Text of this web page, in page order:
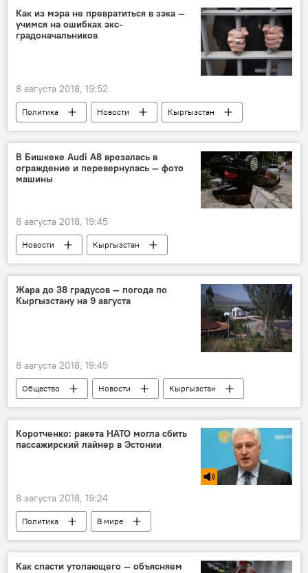
Шавкат Мирзиёев
назначение
студенты
Как из мэра не превратиться в зэка —
учимся на ошибках экс-
градоначальников
8 августа 2018, 19:52
Политика Новости
Кыргызстан
Бишкек
Кубанычбек Кулматов
Нариман Тюлеев
Иса Омуркулов
Албек Ибраимов
Азиз Суракматов
В Бишкеке Audi A8 врезалась в
ограждение и перевернулась — фото
машины
8 августа 2018, 19:45
Новости
Кыргызстан
Происшествия
Бишкек
ДТП
авария
ДТП в Кыргызстане с начала 2018 года
Жара до 38 градусов — погода по
Кыргызстану на 9 августа
8 августа 2018, 19:45
Общество Новости
Кыргызстан
прогноз погоды
погода в Кыргызстане
Коротченко: ракета НАТО могла сбить
пассажирский лайнер в Эстонии
8 августа 2018, 19:24
Политика
В мире
Радио Sputnik Кыргызстан
Эстония
Как спасти утопающего — объясняем